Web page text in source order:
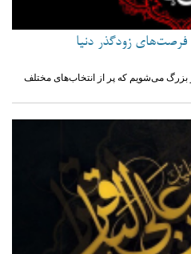
زودگذر دنیا
بزرگ می‌شویم که پر از انتخاب‌های مختلف